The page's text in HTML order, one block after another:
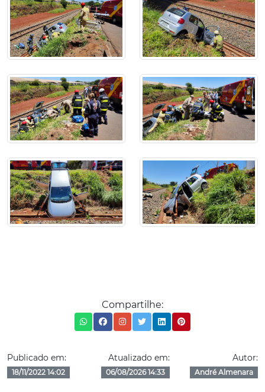
Compartilhe:
Publicado em:
18/11/2022 14:02
Atualizado em:
06/08/2026 14:33
Autor:
André Almenara